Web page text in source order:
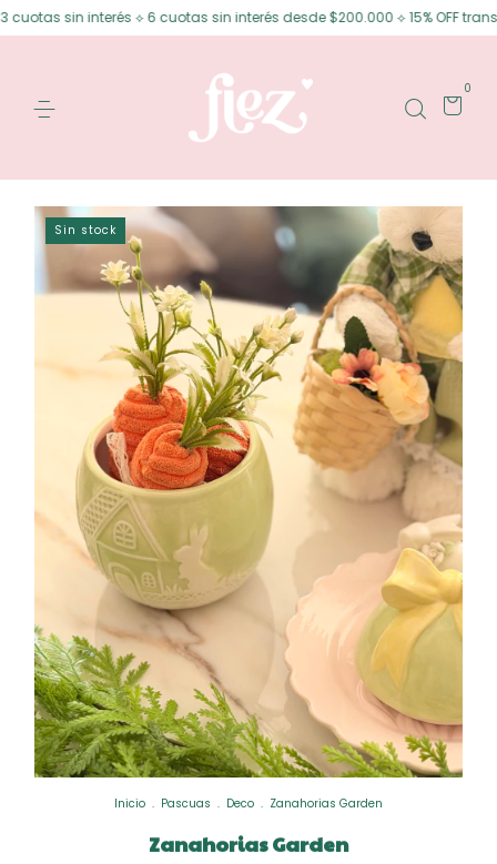
⟡ 6 cuotas sin interés desde $200.000 ⟡ 15% OFF transferencia
0
Sin stock
Inicio . Pascuas . Deco . Zanahorias Garden
Zanahorias Garden